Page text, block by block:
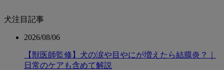
犬注目記事
2026/08/06
【獣医師監修】犬の涙や目やにが増えたら結膜炎？｜
日常のケアも含めて解説